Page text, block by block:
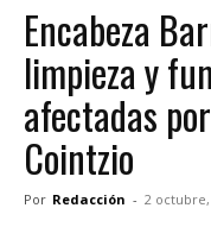
Encabeza
limpieza y
afectadas
Cointzio
Por Redacción - 2 octubre,